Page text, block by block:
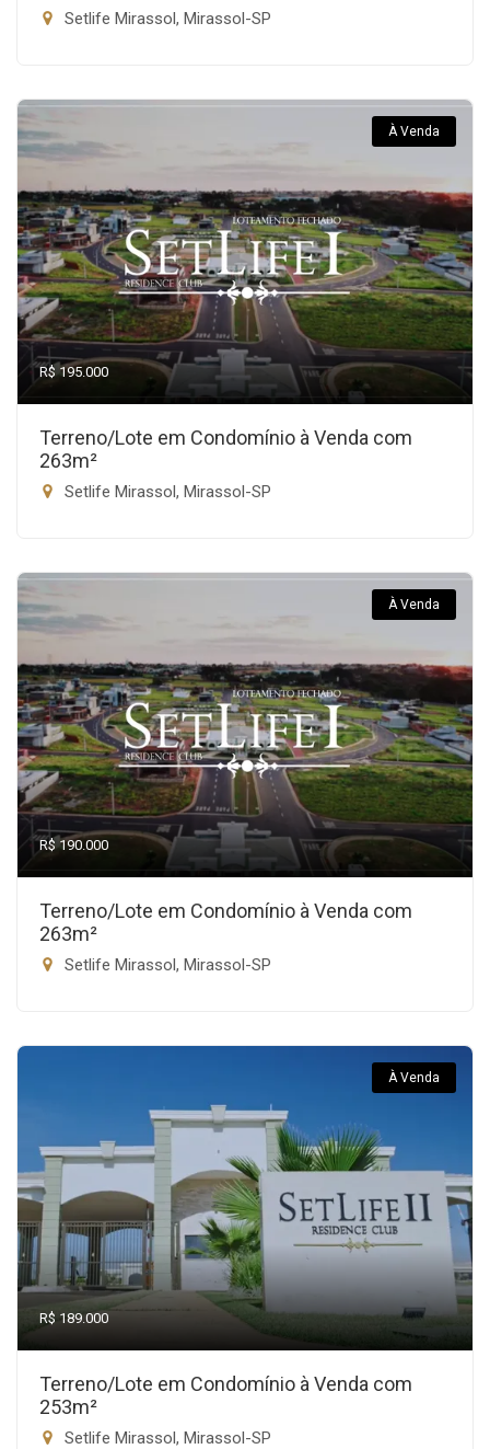
Setlife Mirassol, Mirassol-SP
À Venda
R$ 195.000
Terreno/Lote em Condomínio à Venda com
263m²
Setlife Mirassol, Mirassol-SP
À Venda
R$ 190.000
Terreno/Lote em Condomínio à Venda com
263m²
Setlife Mirassol, Mirassol-SP
À Venda
R$ 189.000
Terreno/Lote em Condomínio à Venda com
253m²
Setlife Mirassol, Mirassol-SP